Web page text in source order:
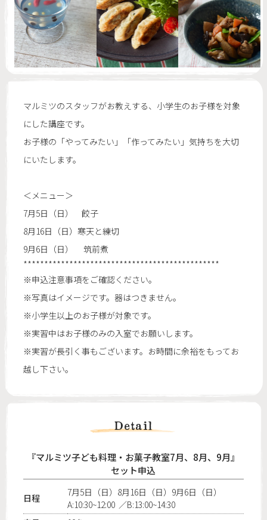
マルミツのスタッフがお教えする、小学生のお子様を対象
にした講座です。
お子様の「やってみたい」「作ってみたい」気持ちを大切
にいたします。
＜メニュー＞
7月5日（日） 餃子
8月16日（日）寒天と練切
9月6日（日） 筑前煮
***********************************************
※申込注意事項をご確認ください。
※写真はイメージです。器はつきません。
※小学生以上のお子様が対象です。
※実習中はお子様のみの入室でお願いします。
※実習が長引く事もございます。お時間に余裕をもってお
越し下さい。
Detail
『マルミツ子ども料理・お菓子教室7月、8月、9月』
セット申込
日程
7月5日（日）8月16日（日）9月6日（日）
A:10:30~12:00 ／B:13:00~14:30